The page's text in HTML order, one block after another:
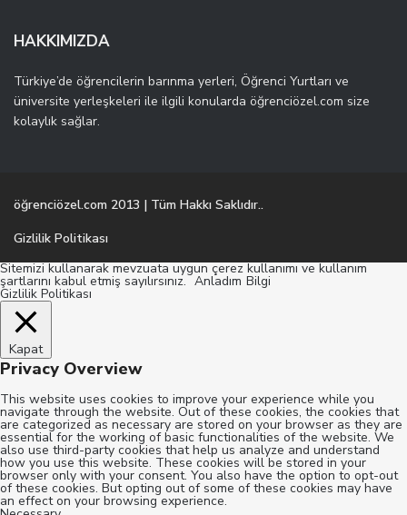
HAKKIMIZDA
Türkiye’de öğrencilerin barınma yerleri, Öğrenci Yurtları ve
üniversite yerleşkeleri ile ilgili konularda öğrenciözel.com size
kolaylık sağlar.
öğrenciözel.com 2013 | Tüm Hakkı Saklıdır..
Gizlilik Politikası
Sitemizi kullanarak mevzuata uygun çerez kullanımı ve kullanım
şartlarını kabul etmiş sayılırsınız. Anladım Bilgi
Gizlilik Politikası
Kapat
Privacy Overview
This website uses cookies to improve your experience while you
navigate through the website. Out of these cookies, the cookies that
are categorized as necessary are stored on your browser as they are
essential for the working of basic functionalities of the website. We
also use third-party cookies that help us analyze and understand
how you use this website. These cookies will be stored in your
browser only with your consent. You also have the option to opt-out
of these cookies. But opting out of some of these cookies may have
an effect on your browsing experience.